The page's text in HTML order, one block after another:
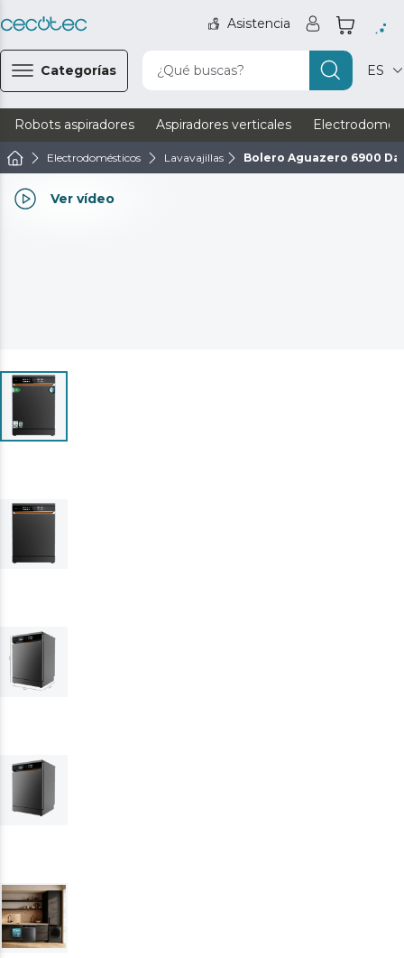
Asistencia
Categorías ¿Qué buscas? ES
Robots aspiradores Aspiradores verticales
Electrodomésticos Lavavajillas Bolero Aguazero 6900
Ver vídeo